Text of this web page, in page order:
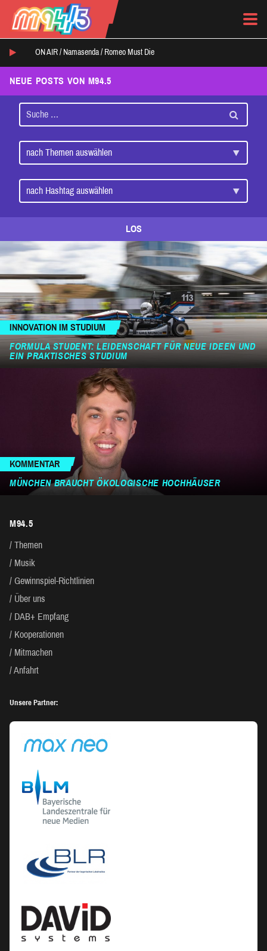
ON AIR / Namasenda/ Romeo Must Die
NEUE POSTS VON M94.5
LOS
INNOVATION IM STUDIUM
FORMULA STUDENT: LEIDENSCHAFT FÜR NEUE IDEEN UND
EIN PRAKTISCHES STUDIUM
KOMMENTAR
MÜNCHEN BRAUCHT ÖKOLOGISCHE HOCHHÄUSER
M94.5
Themen
Musik
Gewinnspiel-Richtlinien
Über uns
DAB+ Empfang
Kooperationen
Mitmachen
Anfahrt
Unsere Partner: